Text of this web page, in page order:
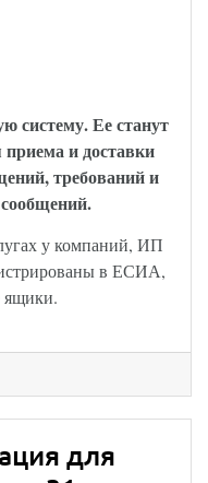
систему. Ее станут
приема и доставки
требований и
у компаний, ИП
в ЕСИА,
ящики.
для